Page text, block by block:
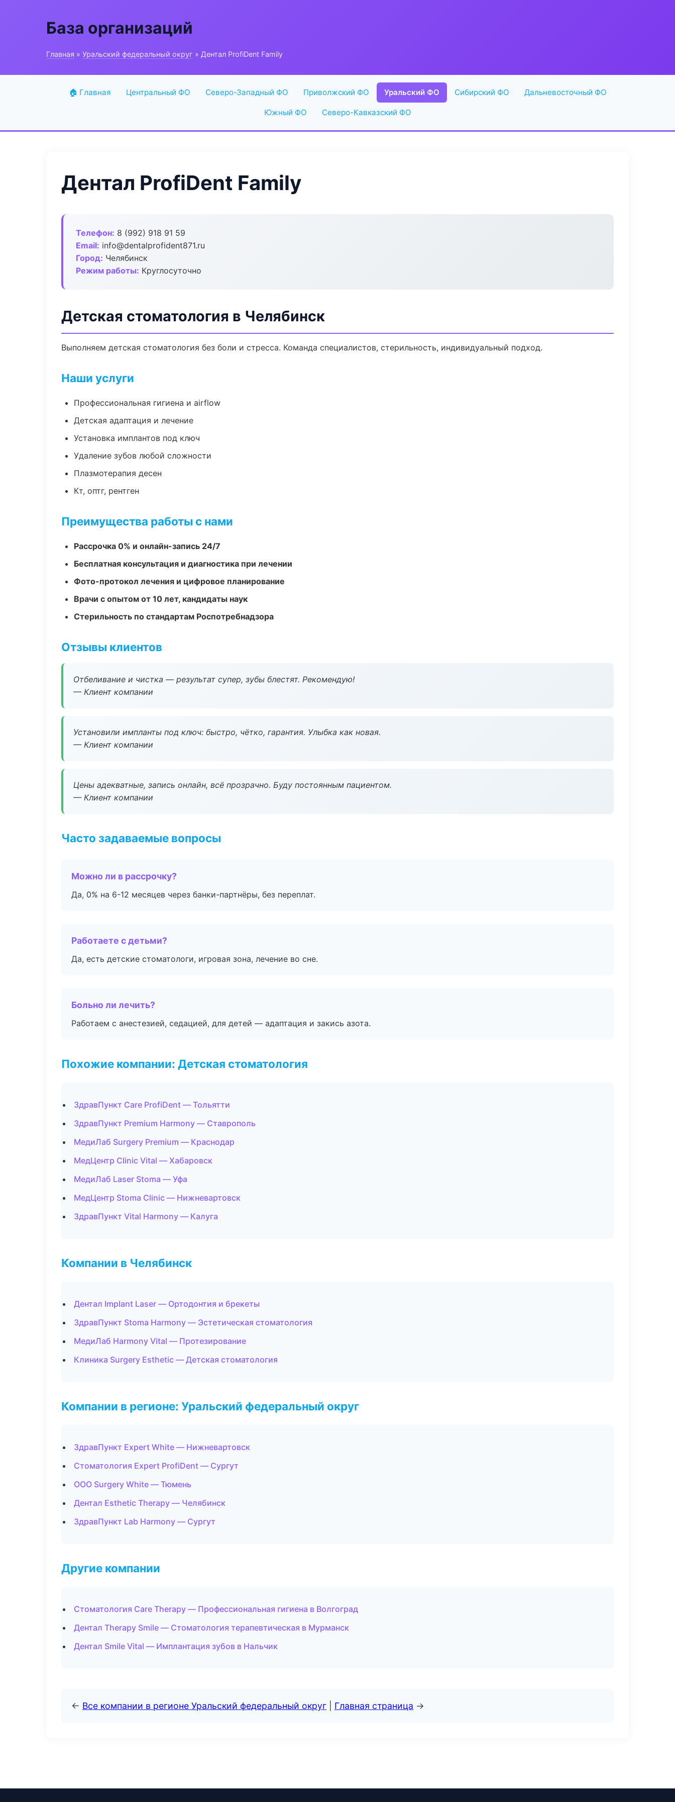
База организаций
Главная » Уральский федеральный округ » Дентал ProfiDent Family
🏠 Главная Центральный ФО Северо-Западный ФО Приволжский ФО Уральский ФО Сибирский ФО Дальневосточный ФО
Южный ФО Северо-Кавказский ФО
Дентал ProfiDent Family
Телефон: 8 (992) 918 91 59
Email: info@dentalprofident871.ru
Город: Челябинск
Режим работы: Круглосуточно
Детская стоматология в Челябинск
Выполняем детская стоматология без боли и стресса. Команда специалистов, стерильность, индивидуальный подход.
Наши услуги
Профессиональная гигиена и airflow
Детская адаптация и лечение
Установка имплантов под ключ
Удаление зубов любой сложности
Плазмотерапия десен
Кт, оптг, рентген
Преимущества работы с нами
Рассрочка 0% и онлайн-запись 24/7
Бесплатная консультация и диагностика при лечении
Фото-протокол лечения и цифровое планирование
Врачи с опытом от 10 лет, кандидаты наук
Стерильность по стандартам Роспотребнадзора
Отзывы клиентов
Отбеливание и чистка — результат супер, зубы блестят. Рекомендую!
— Клиент компании
Установили импланты под ключ: быстро, чётко, гарантия. Улыбка как новая.
— Клиент компании
Цены адекватные, запись онлайн, всё прозрачно. Буду постоянным пациентом.
— Клиент компании
Часто задаваемые вопросы
Можно ли в рассрочку?
Да, 0% на 6-12 месяцев через банки-партнёры, без переплат.
Работаете с детьми?
Да, есть детские стоматологи, игровая зона, лечение во сне.
Больно ли лечить?
Работаем с анестезией, седацией, для детей — адаптация и закись азота.
Похожие компании: Детская стоматология
ЗдравПункт Care ProfiDent — Тольятти
ЗдравПункт Premium Harmony — Ставрополь
МедиЛаб Surgery Premium — Краснодар
МедЦентр Clinic Vital — Хабаровск
МедиЛаб Laser Stoma — Уфа
МедЦентр Stoma Clinic — Нижневартовск
ЗдравПункт Vital Harmony — Калуга
Компании в Челябинск
Дентал Implant Laser — Ортодонтия и брекеты
ЗдравПункт Stoma Harmony — Эстетическая стоматология
МедиЛаб Harmony Vital — Протезирование
Клиника Surgery Esthetic — Детская стоматология
Компании в регионе: Уральский федеральный округ
ЗдравПункт Expert White — Нижневартовск
Стоматология Expert ProfiDent — Сургут
ООО Surgery White — Тюмень
Дентал Esthetic Therapy — Челябинск
ЗдравПункт Lab Harmony — Сургут
Другие компании
Стоматология Care Therapy — Профессиональная гигиена в Волгоград
Дентал Therapy Smile — Стоматология терапевтическая в Мурманск
Дентал Smile Vital — Имплантация зубов в Нальчик
← Все компании в регионе Уральский федеральный округ Главная страница →